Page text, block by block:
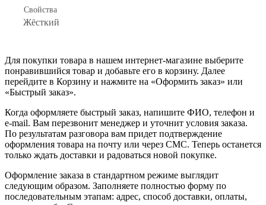
Свойства
Жёсткий
Для покупки товара в нашем интернет-магазине выберите
понравившийся товар и добавьте его в корзину. Далее
перейдите в Корзину и нажмите на «Оформить заказ» или
«Быстрый заказ».
Когда оформляете быстрый заказ, напишите ФИО, телефон и
e-mail. Вам перезвонит менеджер и уточнит условия заказа.
По результатам разговора вам придет подтверждение
оформления товара на почту или через СМС. Теперь останется
только ждать доставки и радоваться новой покупке.
Оформление заказа в стандартном режиме выглядит
следующим образом. Заполняете полностью форму по
последовательным этапам: адрес, способ доставки, оплаты,